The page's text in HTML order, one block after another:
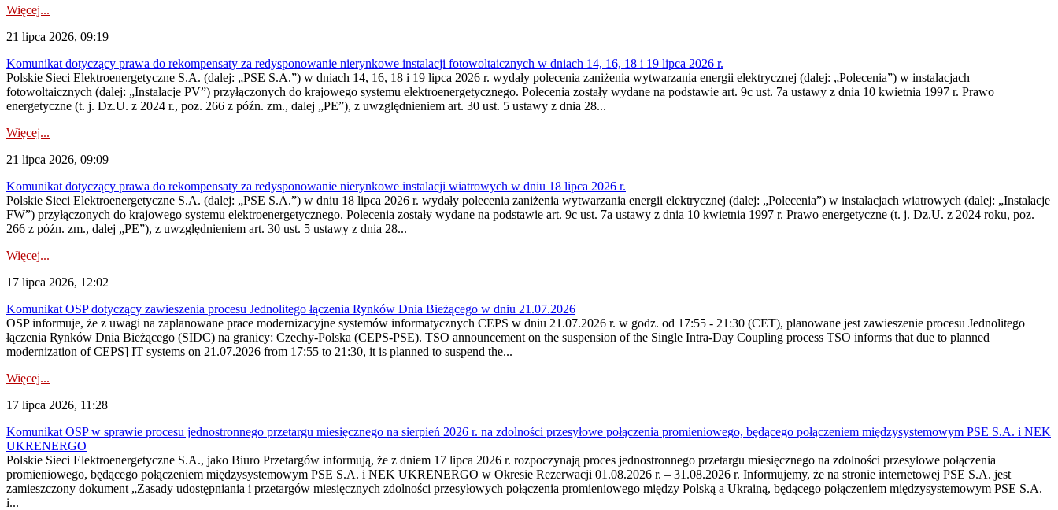
Więcej...
21 lipca 2026, 09:19
Komunikat dotyczący prawa do rekompensaty za redysponowanie nierynkowe instalacji fotowoltaicznych w dniach 14, 16, 18 i 19 lipca 2026 r.
Polskie Sieci Elektroenergetyczne S.A. (dalej: „PSE S.A.”) w dniach 14, 16, 18 i 19 lipca 2026 r. wydały polecenia zaniżenia wytwarzania energii elektrycznej (dalej: „Polecenia”) w instalacjach
fotowoltaicznych (dalej: „Instalacje PV”) przyłączonych do krajowego systemu elektroenergetycznego. Polecenia zostały wydane na podstawie art. 9c ust. 7a ustawy z dnia 10 kwietnia 1997 r. Prawo
energetyczne (t. j. Dz.U. z 2024 r., poz. 266 z późn. zm., dalej „PE”), z uwzględnieniem art. 30 ust. 5 ustawy z dnia 28...
Więcej...
21 lipca 2026, 09:09
Komunikat dotyczący prawa do rekompensaty za redysponowanie nierynkowe instalacji wiatrowych w dniu 18 lipca 2026 r.
Polskie Sieci Elektroenergetyczne S.A. (dalej: „PSE S.A.”) w dniu 18 lipca 2026 r. wydały polecenia zaniżenia wytwarzania energii elektrycznej (dalej: „Polecenia”) w instalacjach wiatrowych (dalej: „Instalacje
FW”) przyłączonych do krajowego systemu elektroenergetycznego. Polecenia zostały wydane na podstawie art. 9c ust. 7a ustawy z dnia 10 kwietnia 1997 r. Prawo energetyczne (t. j. Dz.U. z 2024 roku, poz.
266 z późn. zm., dalej „PE”), z uwzględnieniem art. 30 ust. 5 ustawy z dnia 28...
Więcej...
17 lipca 2026, 12:02
Komunikat OSP dotyczący zawieszenia procesu Jednolitego łączenia Rynków Dnia Bieżącego w dniu 21.07.2026
OSP informuje, że z uwagi na zaplanowane prace modernizacyjne systemów informatycznych CEPS w dniu 21.07.2026 r. w godz. od 17:55 - 21:30 (CET), planowane jest zawieszenie procesu Jednolitego
łączenia Rynków Dnia Bieżącego (SIDC) na granicy: Czechy-Polska (CEPS-PSE). TSO announcement on the suspension of the Single Intra-Day Coupling process TSO informs that due to planned
modernization of CEPS] IT systems on 21.07.2026 from 17:55 to 21:30, it is planned to suspend the...
Więcej...
17 lipca 2026, 11:28
Komunikat OSP w sprawie procesu jednostronnego przetargu miesięcznego na sierpień 2026 r. na zdolności przesyłowe połączenia promieniowego, będącego połączeniem międzysystemowym PSE S.A. i NEK
UKRENERGO
Polskie Sieci Elektroenergetyczne S.A., jako Biuro Przetargów informują, że z dniem 17 lipca 2026 r. rozpoczynają proces jednostronnego przetargu miesięcznego na zdolności przesyłowe połączenia
promieniowego, będącego połączeniem międzysystemowym PSE S.A. i NEK UKRENERGO w Okresie Rezerwacji 01.08.2026 r. – 31.08.2026 r. Informujemy, że na stronie internetowej PSE S.A. jest
zamieszczony dokument „Zasady udostępniania i przetargów miesięcznych zdolności przesyłowych połączenia promieniowego między Polską a Ukrainą, będącego połączeniem międzysystemowym PSE S.A.
i...